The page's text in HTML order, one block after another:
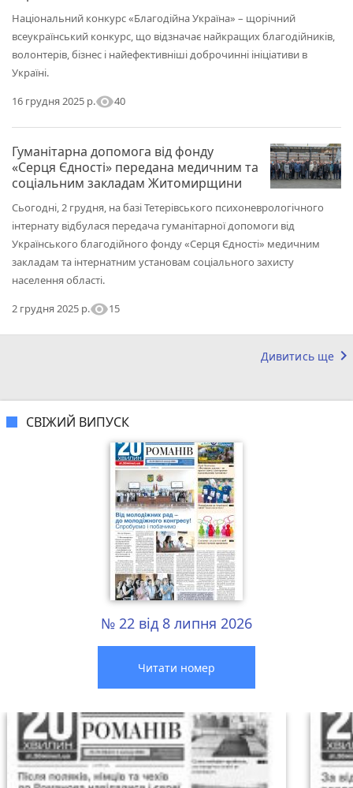
Національний конкурс «Благодійна Україна» – щорічний
всеукраїнський конкурс, що відзначає найкращих благодійників,
волонтерів, бізнес і найефективніші доброчинні ініціативи в
Україні.
16 грудня 2025 р.visibility40
Гуманітарна допомога від фонду
«Серця Єдності» передана медичним та
соціальним закладам Житомирщини
Сьогодні, 2 грудня, на базі Тетерівського психоневрологічного
інтернату відбулася передача гуманітарної допомоги від
Українського благодійного фонду «Серця Єдності» медичним
закладам та інтернатним установам соціального захисту
населення області.
2 грудня 2025 р.visibility15
Дивитись ще keyboard_arrow_right
СВІЖИЙ ВИПУСК
№ 22 від 8 липня 2026
Читати номер